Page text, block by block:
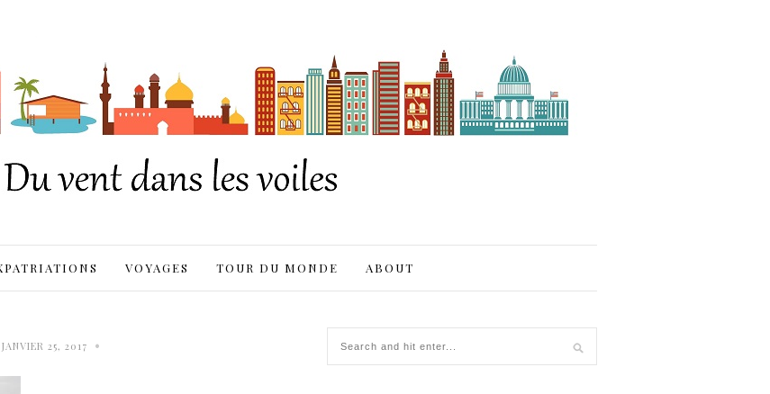
VOYAGES TOUR DU MONDE ABOUT
JANVIER 25, 2017 •